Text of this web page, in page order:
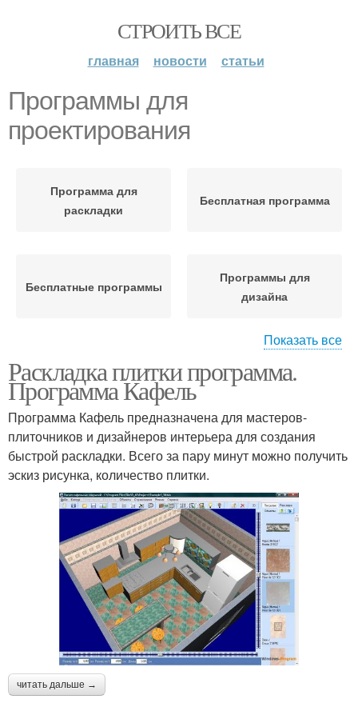
СТРОИТЬ ВСЕ
главная новости статьи
Программы для
проектирования
Программа для
раскладки
Бесплатная программа
Бесплатные программы
Программы для
дизайна
Программа для расчета Простая программа
Простые программы
Показать все
Раскладка плитки программа.
Программа Кафель
Программа Кафель предназначена для мастеров-
плиточников и дизайнеров интерьера для создания
быстрой раскладки. Всего за пару минут можно получить
эскиз рисунка, количество плитки.
читать дальше →